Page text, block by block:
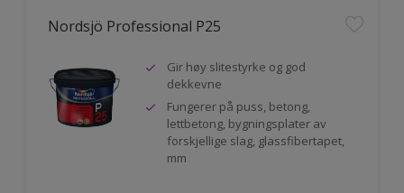
Nordsjö Professional P25
Gir høy slitestyrke og god
dekkevne
Fungerer på puss, betong,
lettbetong, bygningsplater av
forskjellige slag, glassfibertapet,
mm